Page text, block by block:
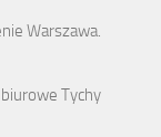
Warszawa.
Tychy